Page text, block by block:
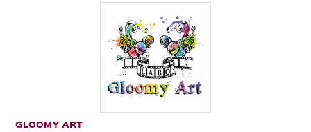
GLOOMY ART